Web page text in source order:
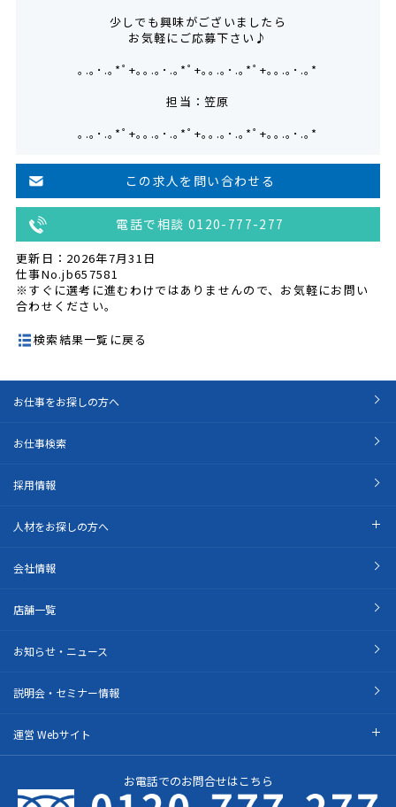
少しでも興味がございましたら
お気軽にご応募下さい♪
｡.｡･.｡*ﾟ+｡｡.｡･.｡*ﾟ+｡｡.｡･.｡*ﾟ+｡｡.｡･.｡*
担当：笠原
｡.｡･.｡*ﾟ+｡｡.｡･.｡*ﾟ+｡｡.｡･.｡*ﾟ+｡｡.｡･.｡*
この求人を問い合わせる
電話で相談 0120-777-277
更新日：2026年7月31日
仕事No.jb657581
※すぐに選考に進むわけではありませんので、お気軽にお問い
合わせください。
検索結果一覧に戻る
お仕事をお探しの方へ
お仕事検索
採用情報
人材をお探しの方へ
会社情報
店舗一覧
お知らせ・ニュース
説明会・セミナー情報
運営 Webサイト
お電話でのお問合せはこちら